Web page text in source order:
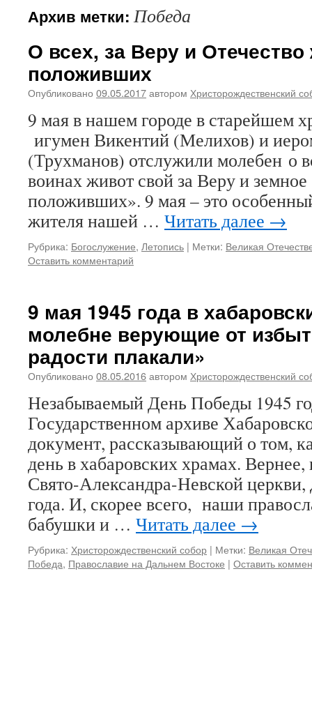
Архив метки: Победа
О всех, за Веру и
положивших
Опубликовано 09.05.2017автором Христорождественский
9 мая в нашем городе в старейшем
игумен Викентий (Мелихов) и
(Трухманов) отслужили молебен о
воинах живот свой за Веру и
положивших». 9 мая – это
жителя нашей … Читать далее →
Рубрика: Богослужение, Летопись | Метки: Великая
Оставить комментарий
9 мая 1945 года в
молебне верующие от
радости плакали»
Опубликовано 08.05.2016автором Христорождественский
Незабываемый День Победы 1945
Государственном архиве
документ, рассказывающий о том,
день в хабаровских храмах.
Свято-Александра-Невской
года. И, скорее всего, наши
бабушки и … Читать далее →
Рубрика: Христорождественский собор | Метки: Великая
Победа, Православие на Дальнем Востоке | Оставить